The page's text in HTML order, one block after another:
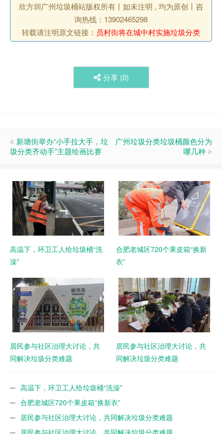
欣方圳广州垃圾桶站版权所有丨如未注明 , 均为原创丨咨
询热线：13902465298
转载请注明原文链接： 员村街将在城中村实施垃圾分类
分享 (0)
新塘街举办“小手拉大手，垃
圾分类齐动手”主题绘画比赛
广州垃圾分类垃圾桶颜色分为
哪几种
高温下，环卫工人给垃圾桶“洗
澡”
合肥老城区720个果皮箱“换新
衣”
居民参与社区治理大讨论，共
同解决垃圾分类难题
居民参与社区治理大讨论，共
同解决垃圾分类难题
高温下，环卫工人给垃圾桶“洗澡”
合肥老城区720个果皮箱“换新衣”
居民参与社区治理大讨论，共同解决垃圾分类难题
居民参与社区治理大讨论，共同解决垃圾分类难题